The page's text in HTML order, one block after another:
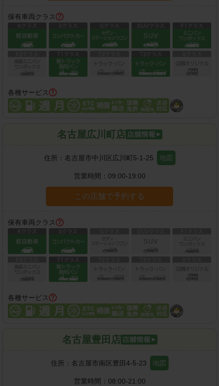
保有車両クラス
各種サービス
名古屋広川町店
住所： 名古屋市中川区広川町5-1-25 地図
営業時間： 09:00-19:00
この店舗で予約する
保有車両クラス
各種サービス
名古屋豊田店
住所： 名古屋市南区豊田4-5-23 地図
営業時間： 08:00-21:00